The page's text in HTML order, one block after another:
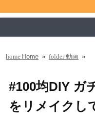
home Home » folder動画 »
#100均DIY ガ
をリメイクし